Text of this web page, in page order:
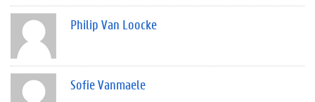
Philip Van Loocke
Sofie Vanmaele